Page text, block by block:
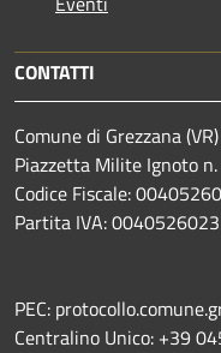
CONTATTI
Comune di Grezzana (VR)
Piazzetta Milite Ignoto
Codice Fiscale:
Partita IVA:
PEC:
Centralino Unico: +39